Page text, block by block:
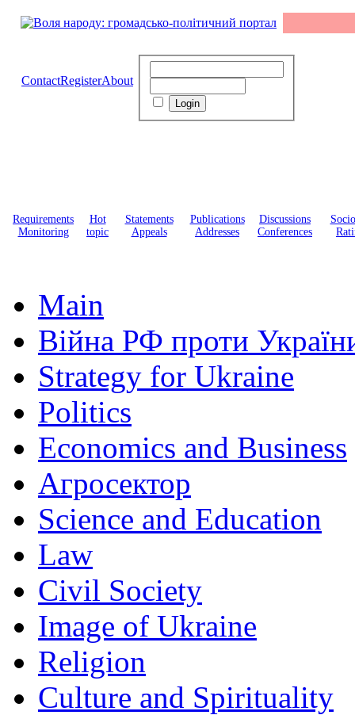
ContactRegisterAbout
Requirements
Monitoring
Hot
topic
Statements
Appeals
Publications
Addresses
Discussions
Conferences
Main
Війна РФ проти
Strategy for Ukraine
Politics
Economics and Business
Агросектор
Science and Education
Law
Civil Society
Image of Ukraine
Religion
Culture and Spirituality